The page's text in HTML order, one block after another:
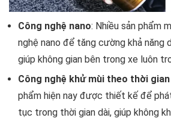
Công nghệ nano: Nhiều sản phẩm
nghệ nano để tăng cường khả năng
giúp không gian bên trong xe luôn
Công nghệ khử mùi theo thời
phẩm hiện nay được thiết kế để
tục trong thời gian dài, giúp không